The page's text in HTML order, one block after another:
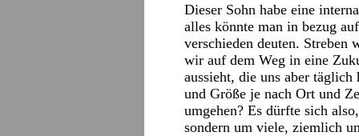
Dieser Sohn habe eine
alles könnte man in bezug
verschieden deuten.
wir auf dem Weg in eine
aussieht, die uns aber
und Größe je nach Ort und
umgehen? Es dürfte sich
sondern um viele, ziemlich